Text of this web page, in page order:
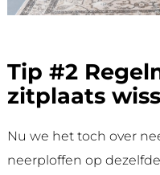
Tip #2
zitplaats
Nu we het toch over
neerploffen op